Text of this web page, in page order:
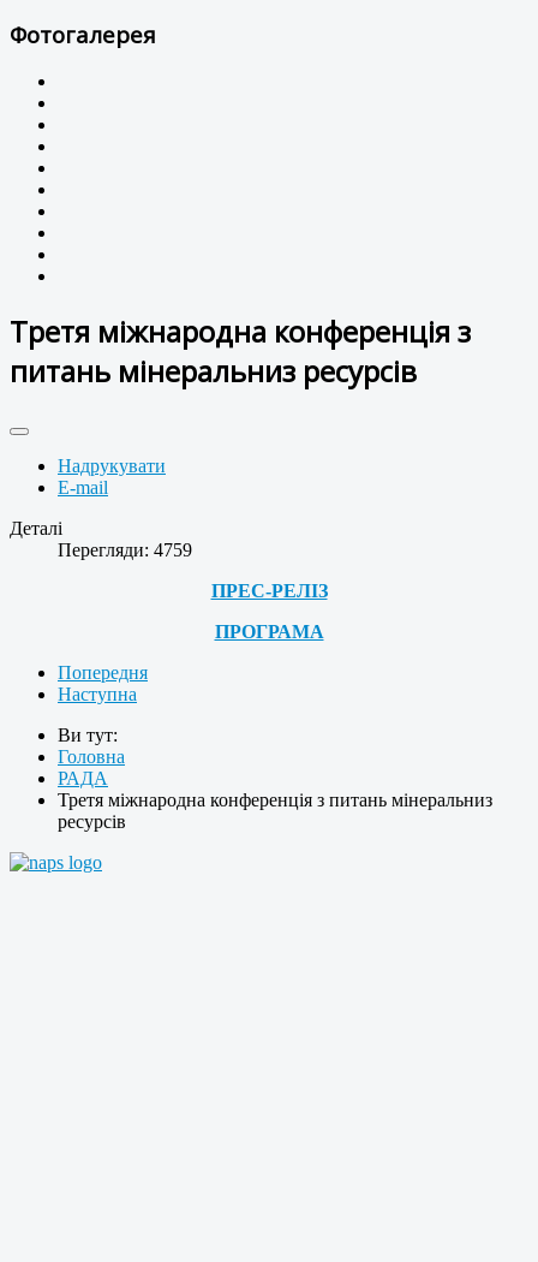
Фотогалерея
Третя міжнародна конференція з
питань мінеральниз ресурсів
Надрукувати
E-mail
Деталі
Перегляди: 4759
ПРЕС-РЕЛІЗ
ПРОГРАМА
Попередня
Наступна
Ви тут:
Головна
РАДА
Третя міжнародна конференція з питань мінеральниз
ресурсів